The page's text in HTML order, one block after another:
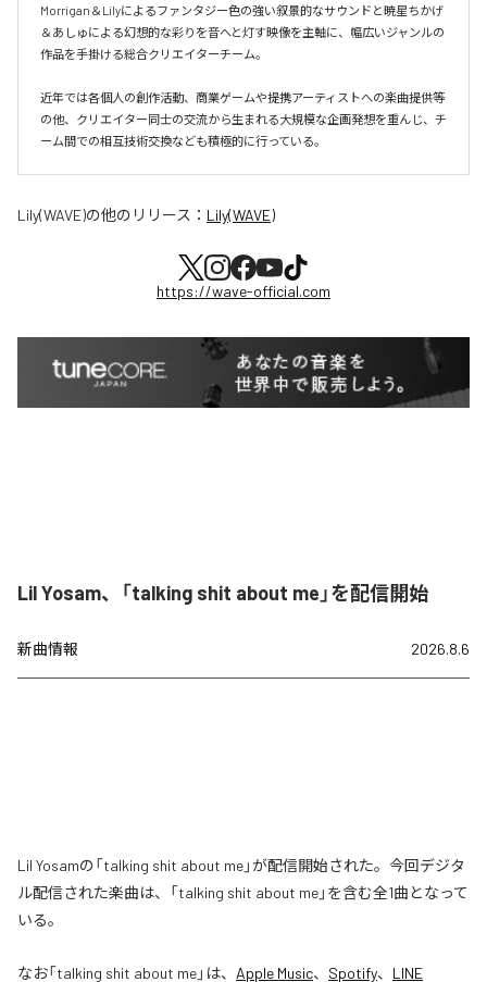
Morrigan＆Lilyによるファンタジー色の強い叙景的なサウンドと暁星ちかげ
＆あしゅによる幻想的な彩りを音へと灯す映像を主軸に、幅広いジャンルの
作品を手掛ける総合クリエイターチーム。
近年では各個人の創作活動、商業ゲームや提携アーティストへの楽曲提供等
の他、クリエイター同士の交流から生まれる大規模な企画発想を重んじ、チ
ーム間での相互技術交換なども積極的に行っている。
Lily(WAVE)の他のリリース： Lily(WAVE)
https://wave-official.com
Lil Yosam、「talking shit about me」を配信開始
新曲情報 2026.8.6
Lil Yosamの「talking shit about me」が配信開始された。今回デジタ
ル配信された楽曲は、「talking shit about me」を含む全1曲となって
いる。
なお「talking shit about me」は、 Apple Music、 Spotify、 LINE